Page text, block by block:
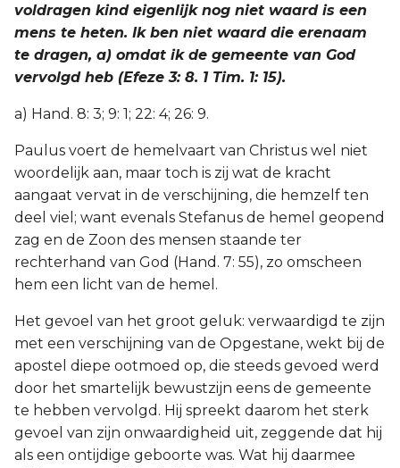
voldragen kind eigenlijk nog niet waard is een
mens te heten. Ik ben niet waard die erenaam
te dragen, a) omdat ik de gemeente van God
vervolgd heb (Efeze 3: 8. 1 Tim. 1: 15).
a) Hand. 8: 3; 9: 1; 22: 4; 26: 9.
Paulus voert de hemelvaart van Christus wel niet
woordelijk aan, maar toch is zij wat de kracht
aangaat vervat in de verschijning, die hemzelf ten
deel viel; want evenals Stefanus de hemel geopend
zag en de Zoon des mensen staande ter
rechterhand van God (Hand. 7: 55), zo omscheen
hem een licht van de hemel.
Het gevoel van het groot geluk: verwaardigd te zijn
met een verschijning van de Opgestane, wekt bij de
apostel diepe ootmoed op, die steeds gevoed werd
door het smartelijk bewustzijn eens de gemeente
te hebben vervolgd. Hij spreekt daarom het sterk
gevoel van zijn onwaardigheid uit, zeggende dat hij
als een ontijdige geboorte was. Wat hij daarmee